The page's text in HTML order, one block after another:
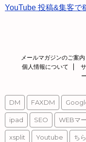
YouTube 投稿&集客で
メールマガジンのご案内
個人情報について
DM FAXDM
ipad SEO WEBマ
xsplit Youtube ち